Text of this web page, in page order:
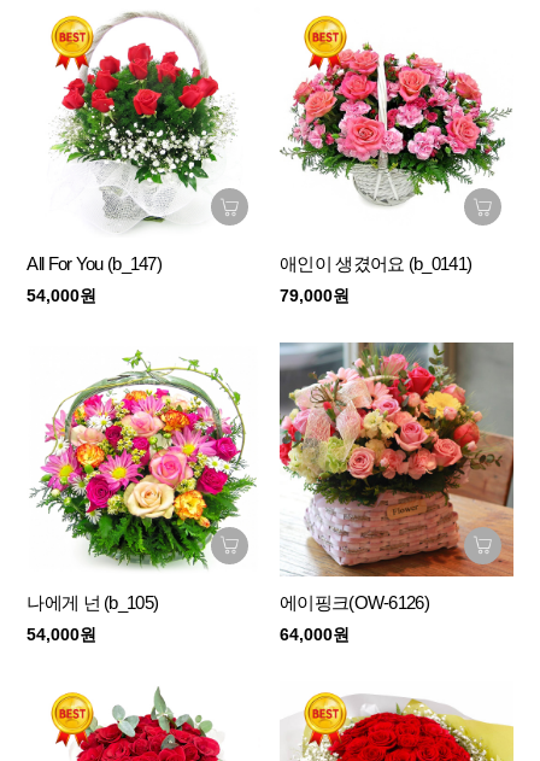
All For You (b_147)
54,000원
애인이 생겼어요 (b_0141)
79,000원
나에게 넌 (b_105)
54,000원
에이핑크(OW-6126)
64,000원